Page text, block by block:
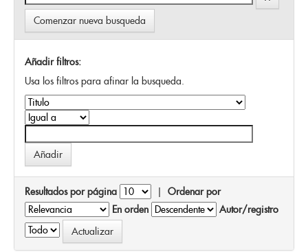
Comenzar nueva busqueda
Añadir filtros:
Usa los filtros para afinar la busqueda.
Resultados por página | Ordenar por
En orden
Autor/registro